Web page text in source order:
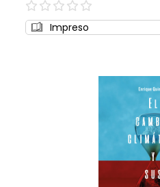
0%
Impreso